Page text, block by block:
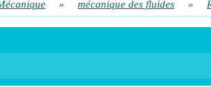
de sa pression absolue
» mécanique des fluides »